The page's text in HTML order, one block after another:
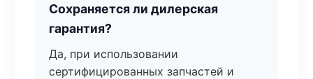
Сохраняется ли дилерская
гарантия?
Да, при использовании
сертифицированных запчастей и